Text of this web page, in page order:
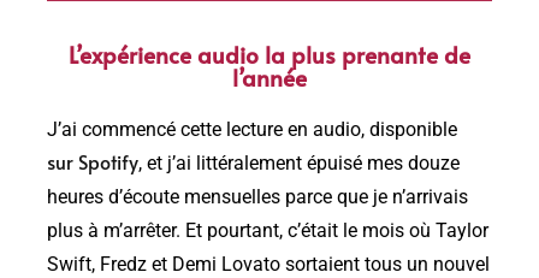
L’expérience audio la plus prenante de
l’année
J’ai commencé cette lecture en audio, disponible
sur Spotify, et j’ai littéralement épuisé mes douze
heures d’écoute mensuelles parce que je n’arrivais
plus à m’arrêter. Et pourtant, c’était le mois où Taylor
Swift, Fredz et Demi Lovato sortaient tous un nouvel